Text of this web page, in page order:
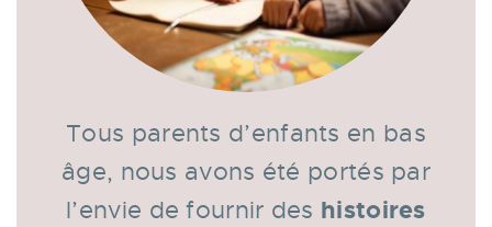
Tous parents d’enfants en bas
âge, nous avons été portés par
l’envie de fournir des histoires